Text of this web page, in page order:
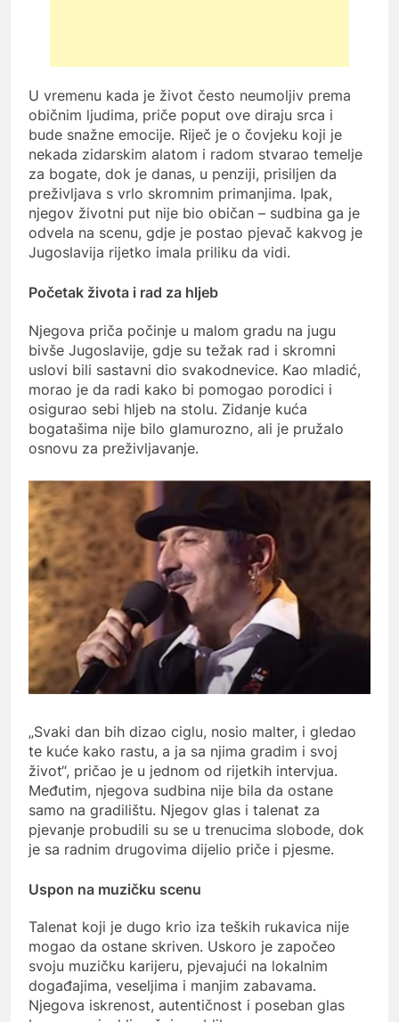
U vremenu kada je život često neumoljiv prema
običnim ljudima, priče poput ove diraju srca i
bude snažne emocije. Riječ je o čovjeku koji je
nekada zidarskim alatom i radom stvarao temelje
za bogate, dok je danas, u penziji, prisiljen da
preživljava s vrlo skromnim primanjima. Ipak,
njegov životni put nije bio običan – sudbina ga je
odvela na scenu, gdje je postao pjevač kakvog je
Jugoslavija rijetko imala priliku da vidi.
Početak života i rad za hljeb
Njegova priča počinje u malom gradu na jugu
bivše Jugoslavije, gdje su težak rad i skromni
uslovi bili sastavni dio svakodnevice. Kao mladić,
morao je da radi kako bi pomogao porodici i
osigurao sebi hljeb na stolu. Zidanje kuća
bogatašima nije bilo glamurozno, ali je pružalo
osnovu za preživljavanje.
„Svaki dan bih dizao ciglu, nosio malter, i gledao
te kuće kako rastu, a ja sa njima gradim i svoj
život“, pričao je u jednom od rijetkih intervjua.
Međutim, njegova sudbina nije bila da ostane
samo na gradilištu. Njegov glas i talenat za
pjevanje probudili su se u trenucima slobode, dok
je sa radnim drugovima dijelio priče i pjesme.
Uspon na muzičku scenu
Talenat koji je dugo krio iza teških rukavica nije
mogao da ostane skriven. Uskoro je započeo
svoju muzičku karijeru, pjevajući na lokalnim
događajima, veseljima i manjim zabavama.
Njegova iskrenost, autentičnost i poseban glas